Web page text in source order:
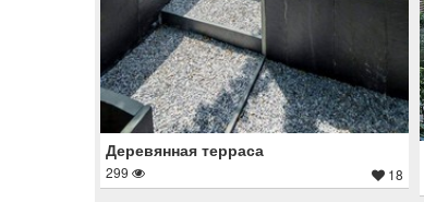
Деревянная терраса
299 18